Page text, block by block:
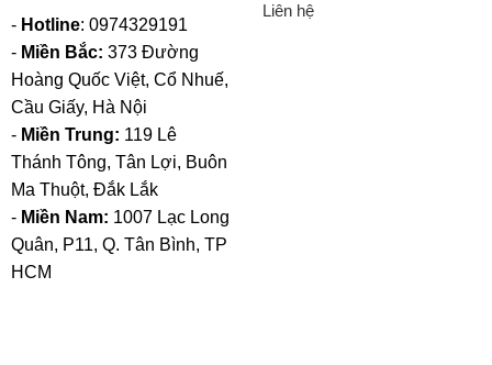
- Hotline: 0974329191
- Miền Bắc: 373 Đường
Hoàng Quốc Việt, Cổ Nhuế,
Cầu Giấy, Hà Nội
- Miền Trung: 119 Lê
Thánh Tông, Tân Lợi, Buôn
Ma Thuột, Đắk Lắk
- Miền Nam: 1007 Lạc Long
Quân, P11, Q. Tân Bình, TP
HCM
Liên hệ